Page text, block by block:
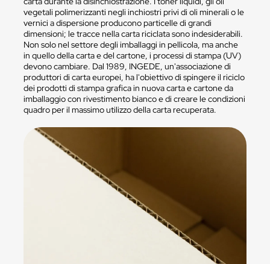
vegetali polimerizzanti negli inchiostri privi di oli minerali o le
vernici a dispersione producono particelle di grandi
dimensioni; le tracce nella carta riciclata sono indesiderabili.
Non solo nel settore degli imballaggi in pellicola, ma anche
in quello della carta e del cartone, i processi di stampa (UV)
devono cambiare. Dal 1989, INGEDE, un'associazione di
produttori di carta europei, ha l'obiettivo di spingere il riciclo
dei prodotti di stampa grafica in nuova carta e cartone da
imballaggio con rivestimento bianco e di creare le condizioni
quadro per il massimo utilizzo della carta recuperata.